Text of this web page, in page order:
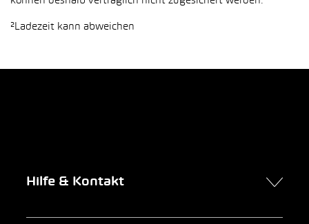
²Ladezeit kann abweichen
Hilfe & Kontakt